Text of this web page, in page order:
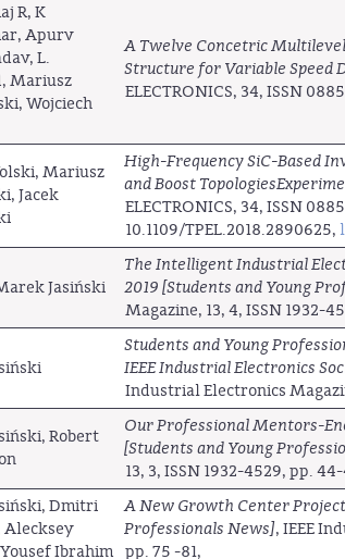
R, K
Apurv
L.
Mariusz
Wojciech
A Twelve Concetric
Structure for Variable Speed
ELECTRONICS, 34, ISSN
Mariusz
Jacek
High-Frequency SiC-Based
and Boost
ELECTRONICS, 34, ISSN
10.1109/TPEL.2018.2890625,
Jasiński
The Intelligent Industrial
2019 [Students and Young
Magazine, 13, 4, ISSN 1932-
Students and Young
IEEE Industrial Electronics
Industrial Electronics
Robert
Our Professional Mentors-
[Students and Young
13, 3, ISSN 1932-4529, pp.
Dmitri
Ibrahim
A New Growth Center Project
Professionals News], IEEE
pp. 75 -81,